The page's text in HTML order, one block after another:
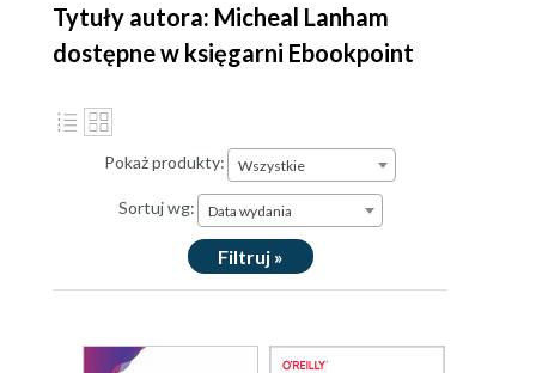
ever since.
Tytuły autora: Micheal Lanham
dostępne w księgarni Ebookpoint
Pokaż produkty: Wszystkie
Sortuj wg: Data wydania
Filtruj »